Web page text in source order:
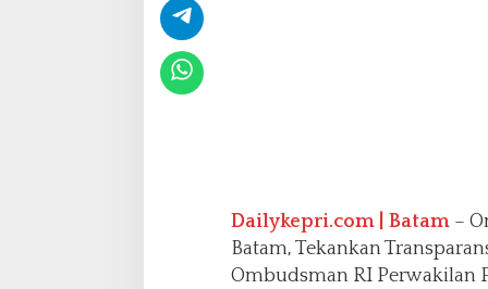
a
n
P
Dailykepri.com | Batam–
Batam, Tekankan
Ombudsman RI Perwakilan